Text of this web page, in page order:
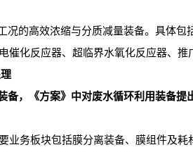
况的高效浓缩与分质减量装备。具体
化反应器、超临界水氧化反应器、推
备，《方案》中对废水循环利用装备提
业务板块包括膜分离装备、膜组件及耗